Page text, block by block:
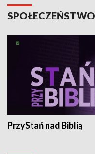
SPOŁECZEŃSTWO
PrzyStań nad Biblią